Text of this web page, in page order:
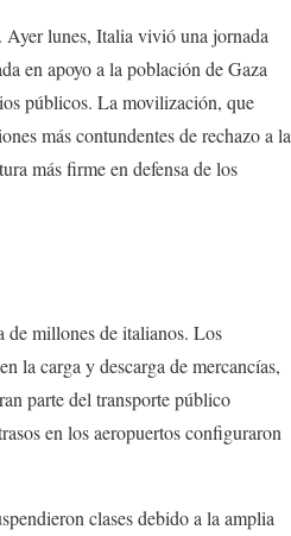
Ayer lunes, Italia vivió una jornada
en apoyo a la población de Gaza
públicos. La movilización, que
más contundentes de rechazo a la
más firme en defensa de los
de millones de italianos. Los
la carga y descarga de mercancías,
parte del transporte público
en los aeropuertos configuraron
clases debido a la amplia